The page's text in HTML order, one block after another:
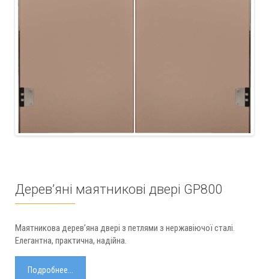
Дерев’яні маятникові двері GP800
Маятникова дерев’яна двері з петлями з нержавіючої сталі.
Елегантна, практична, надійна.
Подробнее...